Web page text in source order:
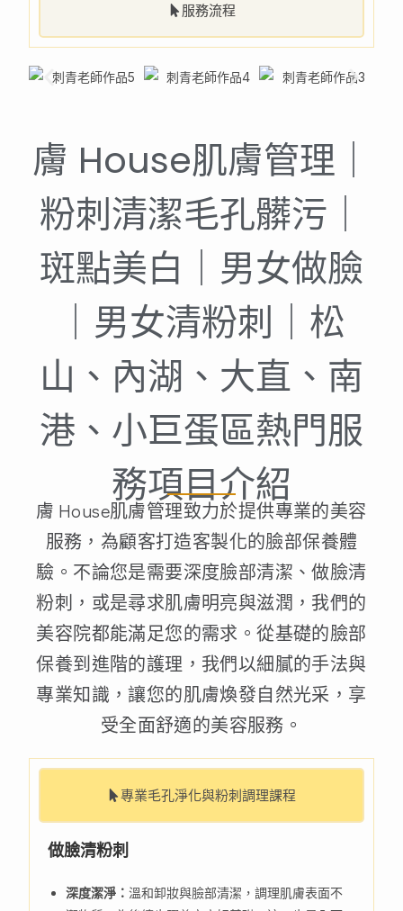
服務流程
膚 House肌膚管理｜
粉刺清潔毛孔髒污｜
斑點美白｜男女做臉
｜男女清粉刺｜松
山、內湖、大直、南
港、小巨蛋區熱門服
務項目介紹
膚 House肌膚管理致力於提供專業的美容
服務，為顧客打造客製化的臉部保養體
驗。不論您是需要深度臉部清潔、做臉清
粉刺，或是尋求肌膚明亮與滋潤，我們的
美容院都能滿足您的需求。從基礎的臉部
保養到進階的護理，我們以細膩的手法與
專業知識，讓您的肌膚煥發自然光采，享
受全面舒適的美容服務。
專業毛孔淨化與粉刺調理課程
做臉清粉刺
深度潔淨：溫和卸妝與臉部清潔，調理肌膚表面不